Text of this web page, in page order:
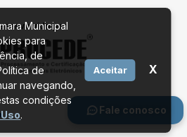
Fale conosco
por
Municipal
para
de
de
navegando,
condições
.
Aceitar X